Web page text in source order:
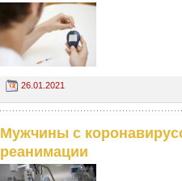
26.01.2021
Мужчины с
реанимации